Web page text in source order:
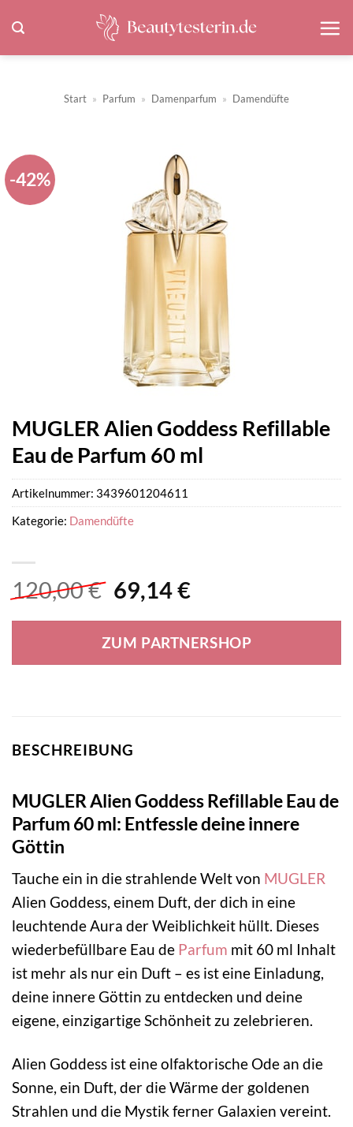
Inhalt
springen
Start » Parfum » Damenparfum » Damendüfte
-42%
MUGLER Alien Goddess Refillable
Eau de Parfum 60 ml
120,00€ Ursprünglicher
war:
120,00 €
69,14€Aktueller
ist:
69,14 €.
ZUM PARTNERSHOP
Artikelnummer: 3439601204611
Kategorie: Damendüfte
BESCHREIBUNG
MUGLER Alien Goddess Refillable Eau de
Parfum 60 ml: Entfessle deine innere
Göttin
Tauche ein in die strahlende Welt von MUGLER
Alien Goddess, einem Duft, der dich in eine
leuchtende Aura der Weiblichkeit hüllt. Dieses
wiederbefüllbare Eau de Parfum mit 60 ml Inhalt
ist mehr als nur ein Duft – es ist eine Einladung,
deine innere Göttin zu entdecken und deine
eigene, einzigartige Schönheit zu zelebrieren.
Alien Goddess ist eine olfaktorische Ode an die
Sonne, ein Duft, der die Wärme der goldenen
Strahlen und die Mystik ferner Galaxien vereint.